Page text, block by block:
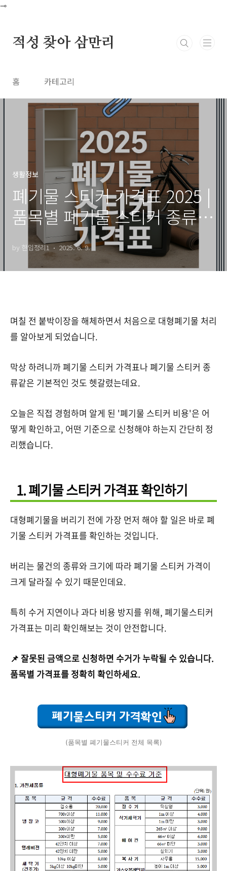
⊸
본문 바로가기
적성 찾아 삼만리
홈 카테고리
생활정보
폐기물 스티커 가격표 2025 |
품목별 폐기물 스티커 종류와
비용표!
by 한입정리1 2025. 6. 9.
며칠 전 붙박이장을 해체하면서 처음으로 대형폐기물 처리
를 알아보게 되었습니다.
막상 하려니까 폐기물 스티커 가격표나 폐기물 스티커 종
류같은 기본적인 것도 헷갈렸는데요.
오늘은 직접 경험하며 알게 된 '폐기물 스티커 비용'은 어
떻게 확인하고, 어떤 기준으로 신청해야 하는지 간단히 정
리했습니다.
1. 폐기물 스티커 가격표 확인하기
대형폐기물을 버리기 전에 가장 먼저 해야 할 일은 바로 폐
기물 스티커 가격표를 확인하는 것입니다.
버리는 물건의 종류와 크기에 따라 폐기물 스티커 가격이
크게 달라질 수 있기 때문인데요.
특히 수거 지연이나 과다 비용 방지를 위해, 폐기물스티커
가격표는 미리 확인해보는 것이 안전합니다.
📌 잘못된 금액으로 신청하면 수거가 누락될 수 있습니다.
품목별 가격표를 정확히 확인하세요.
(품목별 폐기물스티커 전체 목록)